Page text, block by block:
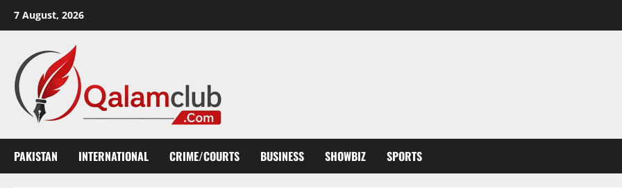
7 August, 2026
PAKISTAN INTERNATIONAL CRIME/COURTS BUSINESS SHOWBIZ SPORTS